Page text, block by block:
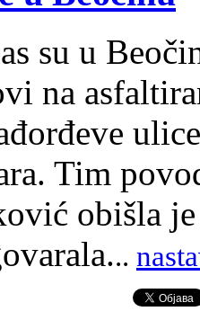
su u
na
Tim
obišla
..